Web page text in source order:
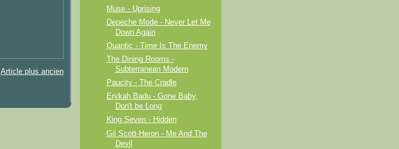
Article plus ancien
Muse - Uprising
Depeche Mode - Never Let Me
Down Again
Quantic - Time Is The Enemy
The Dining Rooms -
Subterranean Modern
Paucity - The Cradle
Erykah Badu - Gone Baby,
Don't be Long
King Seven - Hidden
Gil Scott-Heron - Me And The
Devil